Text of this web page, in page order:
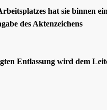
hat sie binnen
des Aktenzeichens
Entlassung wird dem